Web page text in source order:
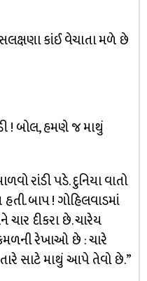
કાંઈ વેચાતા મળે છે
! બોલ, હમણે જ માથું
રાંડી પડે. દુનિયા વાતો
બાપ ! ગોહિલવાડમાં
દીકરા છે. ચારેય
રેખાઓ છે : ચારે
સાટે માથું આપે તેવો છે.”